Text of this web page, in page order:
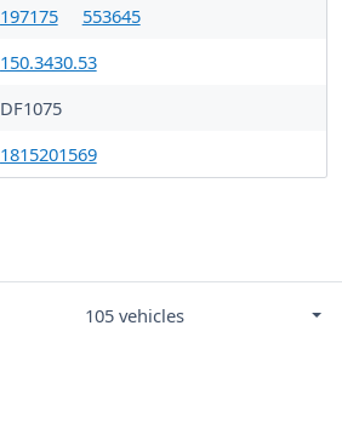
197175
553645
150.3430.53
DF1075
1815201569
105 vehicles